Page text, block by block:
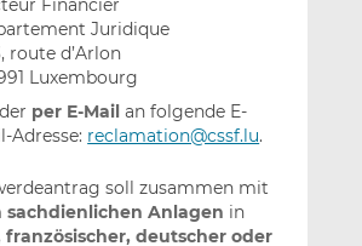
Financier
Juridique
route d’Arlon
Luxembourg
per E-Mail an folgende E-
Adresse: reclamation@cssf.lu.
soll zusammen mit
sachdienlichen Anlagen in
französischer, deutscher oder